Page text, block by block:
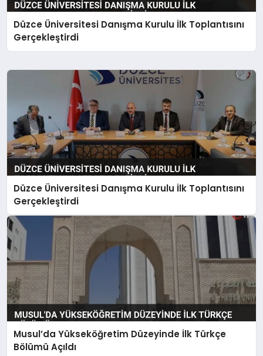
Düzce Üniversitesi Danışma Kurulu İlk Toplantısını
Gerçekleştirdi
Düzce Üniversitesi Danışma Kurulu İlk Toplantısını
Gerçekleştirdi
Musul’da Yükseköğretim Düzeyinde İlk Türkçe
Bölümü Açıldı